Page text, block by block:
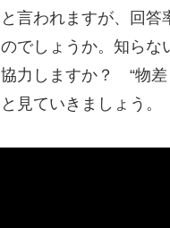
言われますが、回
でしょうか。知ら
力しますか？ “物
ていきましょう。